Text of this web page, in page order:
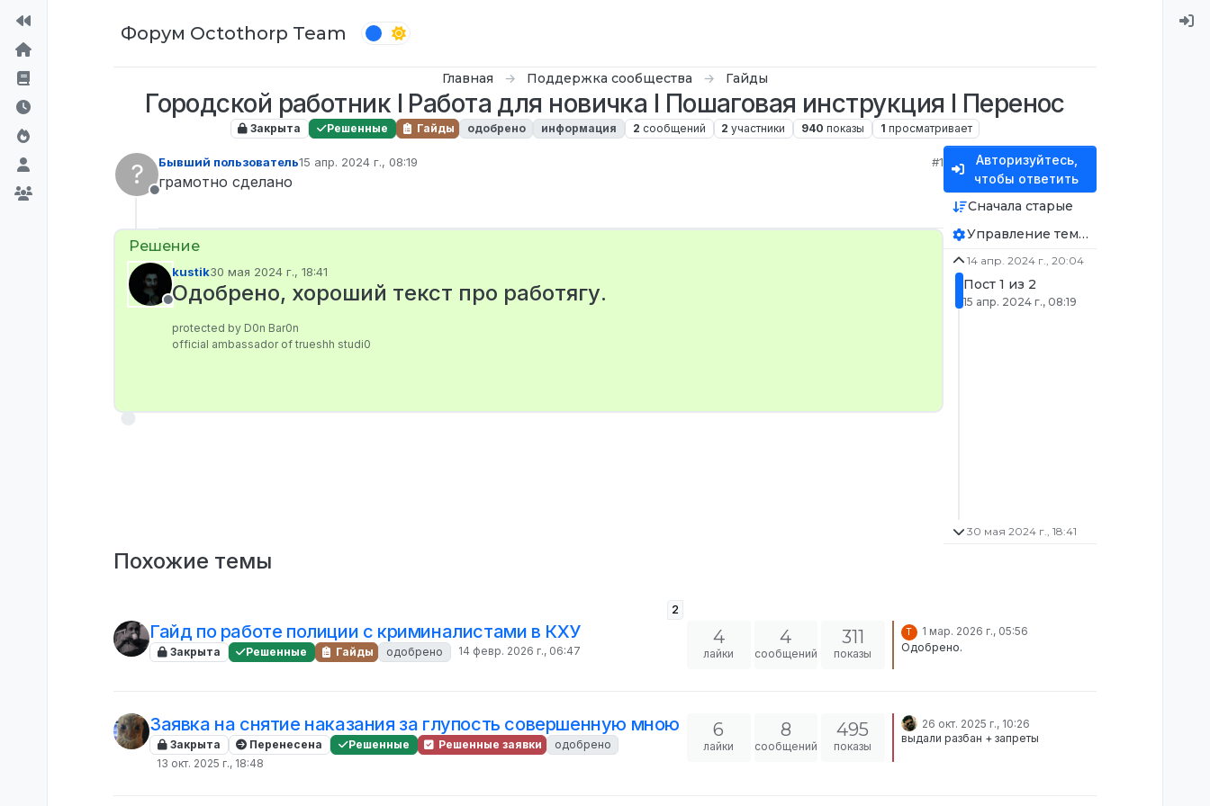
Форум Octothorp Team
Главная Поддержка сообщества Гайды
Городской работник l Работа для новичка l Пошаговая инструкция l Перенос
Закрыта Решенные Гайды одобрено информация 2 сообщений 2 участники 940 показы 1 просматривает
?
Не в сети
Бывший пользователь15 апр. 2024 г., 08:19
отредактировано
#1
грамотно сделано
Не в сети
kustik30 мая 2024 г., 18:41
отредактировано
Одобрено, хороший текст про работягу.
protected by D0n Bar0n
official ambassador of trueshh studi0
Авторизуйтесь,
чтобы ответить
Сначала старые
Управление темой
14 апр. 2024 г., 20:04
Пост 1 из 2
15 апр. 2024 г., 08:19
30 мая 2024 г., 18:41
Похожие темы
Гайд по работе полиции с криминалистами в КХУ
Закрыта Решенные Гайды одобрено 14 февр. 2026 г., 06:47
2
4
лайки
4
сообщений
311
показы
T
1 мар. 2026 г., 05:56
Одобрено.
Заявка на снятие наказания за глупость совершенную мною
Закрыта Перенесена Решенные Решенные заявки
одобрено
13 окт. 2025 г., 18:48
6
лайки
8
сообщений
495
показы
26 окт. 2025 г., 10:26
выдали разбан + запреты